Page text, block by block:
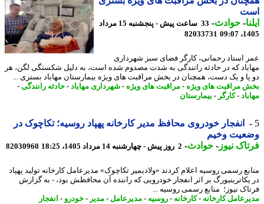
-حوادث -
33 ساعت پیش - پنجشنبه 15 مرداد
82033731
استاد رحمانی، کارگر فضای سبز شهرداری
که در حادثه رانندگی به شدت مصدوم شده است، به دلیل شکستگی لگن، هر
و یک دست، همچنان در بخش مراقبت های ویژه بیمارستان مهاباد بستری ...
مراقبت های ویژه -مراقبت های ویژه -شهرداری مهاباد-حادثه رانندگی-
-کارگر- بیمارستان
انفجار خودروی محافظ مدیر کارخانه پهپاد روسیه؛ تکاچوک در
وخیم
نیوز-حوادث -2 روز پیش - چهارشنبه 14 مرداد 1405، 18:25 82030960
رسمی روسیه اعلام کردند «ولادیمیر تکاچوک» مدیرعامل کارخانه تولید پهپاد
بر اثر انفجار خودرویی که راننده آن محافظش بود، - به گزارش
نیوز؛ منابع رسمی روسیه ...
کارخانه -کارخانه -روسیه-مدیرعامل-مدیر-خودرو-انفجار